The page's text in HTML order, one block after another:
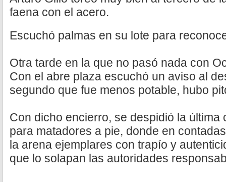
faena con el acero.
Escuchó palmas en su lote para
Otra tarde en la que no pasó nada con
Con el abre plaza escuchó un aviso al
segundo que fue menos potable, hubo
Con dicho encierro, se despidió la última
para matadores a pie, donde en
la arena ejemplares con trapío y
que lo solapan las autoridades